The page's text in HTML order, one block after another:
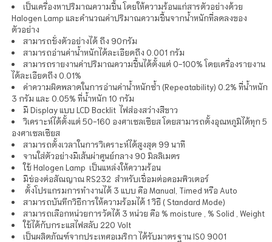
เป็นเครื่องหาปริมาณความชื้น โดยให้ความร้อนแก่สารตัวอย่างด้วย
Halogen Lamp และคำนวณค่าปริมาณความชื้นจากน้ำหนักที่ลดลงของ
ตัวอย่าง
สามารถชั่งตัวอย่างได้ ถึง 90กรัม
สามารถอ่านค่าน้ำหนักได้ละเอียดถึง 0.001 กรัม
สามารถรายงานค่าปริมาณความชื้นได้ตั้งแต่ 0-100% โดยเครื่องรายงาน
ได้ละเอียดถึง 0.01%
ค่าความผิดพลาดในการอ่านค่าน้ำหนักซ้ำ (Repeatability) 0.2% ที่น้ำหนัก
3 กรัม และ 0.05% ที่น้ำหนัก 10 กรัม
มี Display แบบ LCD Backlit ไฟส่องสว่างสีขาว
วิเคราะห์ได้ตั้งแต่ 50-160 องศาเซลเซียส โดยสามารถตั้งอุณหภูมิได้ทุก 5
องศาเซลเซียส
สามารถตั้งเวลาในการวิเคราะห์ได้สูงสุด 99 นาที
จานใส่ตัวอย่างมีเส้นผ่าศูนย์กลาง 90 มิลลิเมตร
ใช้ Halogen Lamp เป็นแหล่งให้ความร้อน
มีช่องต่อสัณญาณ RS232 สำหรับเชื่อมต่อคอมพิวเตอร์
ตั้งโปรแกรมการทำงานได้ 3 แบบ คือ Manual, Timed หรือ Auto
สามารถบันทึกวิธีการให้ความร้อมได้ 1 วิธี ( Standard Mode)
สามารถเลือกหน่วยการวัดได้ 3 หน่วย คือ % moisture , % Solid , Weight
ใช้ได้กับกระแสไฟสลับ 220 Volt
เป็นผลิตภัณฑ์จากประเทศอเมริกา ได้รับมาตรฐาน ISO 9001